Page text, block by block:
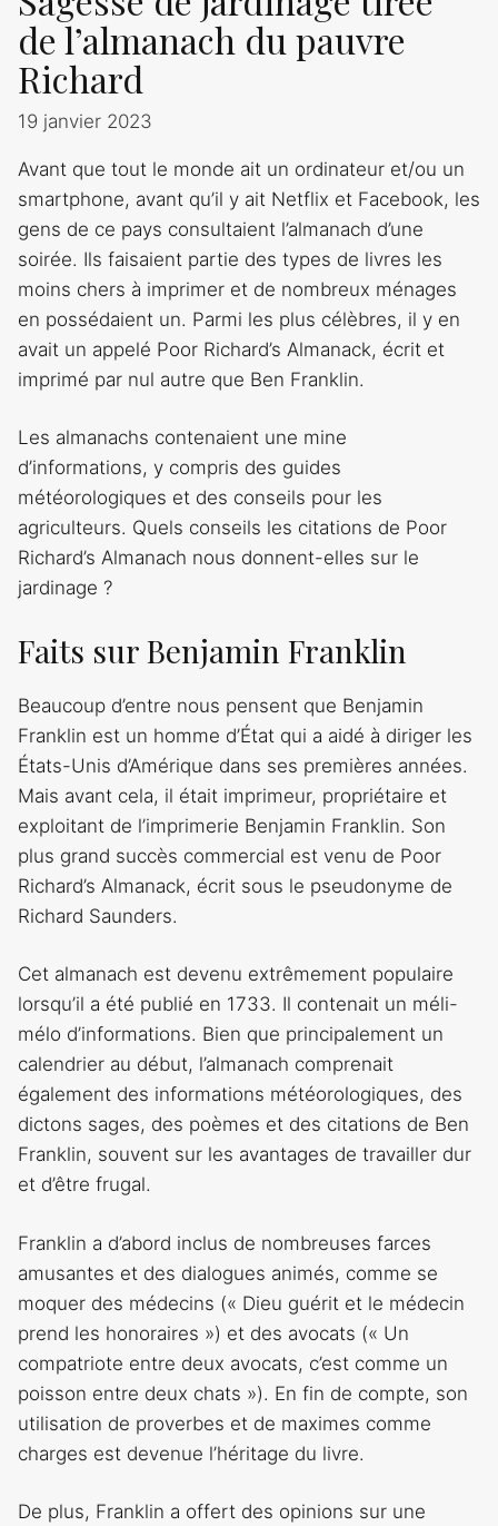
de l’almanach du pauvre
Richard
19 janvier 2023
Avant que tout le monde ait un ordinateur et/ou un
smartphone, avant qu’il y ait Netflix et Facebook, les
gens de ce pays consultaient l’almanach d’une
soirée. Ils faisaient partie des types de livres les
moins chers à imprimer et de nombreux ménages
en possédaient un. Parmi les plus célèbres, il y en
avait un appelé Poor Richard’s Almanack, écrit et
imprimé par nul autre que Ben Franklin.
Les almanachs contenaient une mine
d’informations, y compris des guides
météorologiques et des conseils pour les
agriculteurs. Quels conseils les citations de Poor
Richard’s Almanach nous donnent-elles sur le
jardinage ?
Faits sur Benjamin Franklin
Beaucoup d’entre nous pensent que Benjamin
Franklin est un homme d’État qui a aidé à diriger les
États-Unis d’Amérique dans ses premières années.
Mais avant cela, il était imprimeur, propriétaire et
exploitant de l’imprimerie Benjamin Franklin. Son
plus grand succès commercial est venu de Poor
Richard’s Almanack, écrit sous le pseudonyme de
Richard Saunders.
Cet almanach est devenu extrêmement populaire
lorsqu’il a été publié en 1733. Il contenait un méli-
mélo d’informations. Bien que principalement un
calendrier au début, l’almanach comprenait
également des informations météorologiques, des
dictons sages, des poèmes et des citations de Ben
Franklin, souvent sur les avantages de travailler dur
et d’être frugal.
Franklin a d’abord inclus de nombreuses farces
amusantes et des dialogues animés, comme se
moquer des médecins (« Dieu guérit et le médecin
prend les honoraires ») et des avocats (« Un
compatriote entre deux avocats, c’est comme un
poisson entre deux chats »). En fin de compte, son
utilisation de proverbes et de maximes comme
charges est devenue l’héritage du livre.
De plus, Franklin a offert des opinions sur une